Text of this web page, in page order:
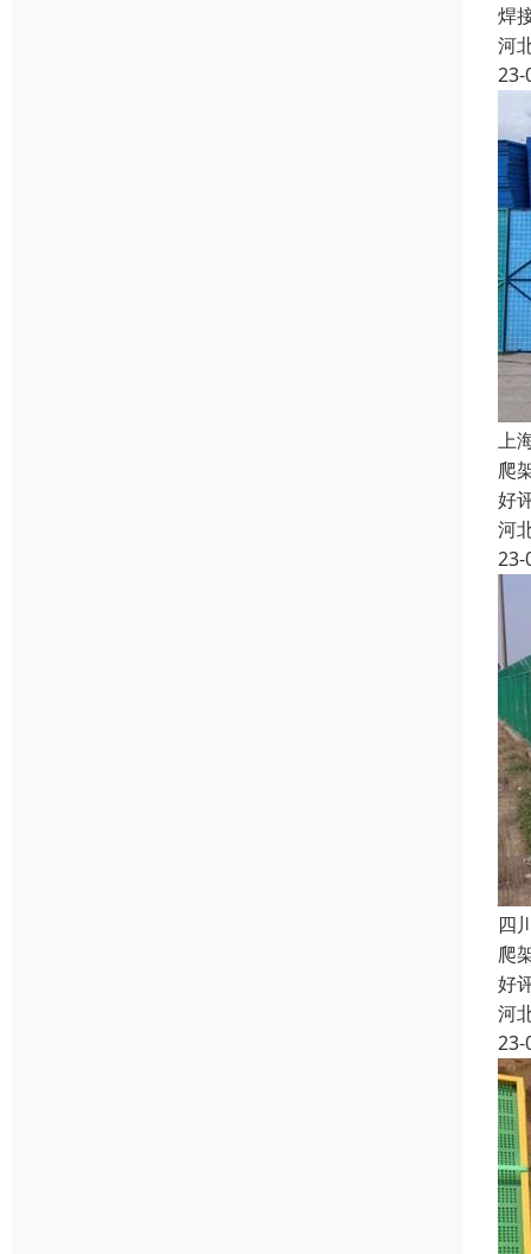
焊
河
23-
上
爬
好
河
23-
四
爬
好
河
23-